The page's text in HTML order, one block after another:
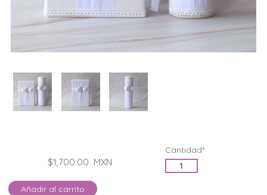
$1,700.00 MXN
Cantidad*
Añadir al carrito